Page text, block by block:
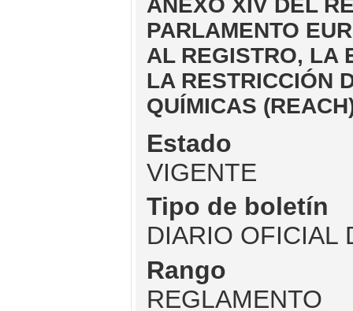
ANEXO XIV DEL
PARLAMENTO
AL REGISTRO, LA
LA RESTRICCIÓN
QUÍMICAS
Estado
VIGENTE
Tipo de boletín
DIARIO OFICIAL
Rango
REGLAMENTO